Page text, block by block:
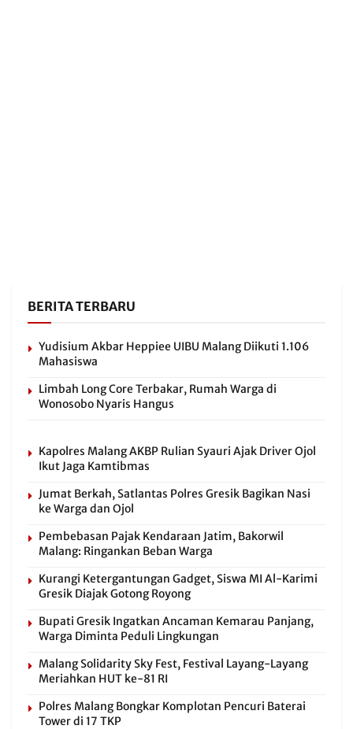
BERITA TERBARU
Yudisium Akbar Heppiee UIBU Malang Diikuti 1.106
Mahasiswa
Limbah Long Core Terbakar, Rumah Warga di
Wonosobo Nyaris Hangus
Kapolres Malang AKBP Rulian Syauri Ajak Driver Ojol
Ikut Jaga Kamtibmas
Jumat Berkah, Satlantas Polres Gresik Bagikan Nasi
ke Warga dan Ojol
Pembebasan Pajak Kendaraan Jatim, Bakorwil
Malang: Ringankan Beban Warga
Kurangi Ketergantungan Gadget, Siswa MI Al-Karimi
Gresik Diajak Gotong Royong
Bupati Gresik Ingatkan Ancaman Kemarau Panjang,
Warga Diminta Peduli Lingkungan
Malang Solidarity Sky Fest, Festival Layang-Layang
Meriahkan HUT ke-81 RI
Polres Malang Bongkar Komplotan Pencuri Baterai
Tower di 17 TKP